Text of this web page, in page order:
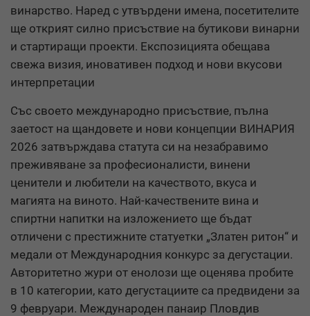
винарство. Наред с утвърдени имена, посетителите
ще открият силно присъствие на бутикови винарни
и стартиращи проекти. Експозицията обещава
свежа визия, иновативен подход и нови вкусови
интерпретации
Със своето международно присъствие, пълна
заетост на щандовете и нови концепции ВИНАРИЯ
2026 затвърждава статута си на незабравимо
преживяване за професионалисти, винени
ценители и любители на качеството, вкуса и
магията на виното. Най-качествените вина и
спиртни напитки на изложението ще бъдат
отличени с престижните статуетки „Златен ритон“ и
медали от Международния конкурс за дегустации.
Авторитетно жури от енолози ще оценява пробите
в 10 категории, като дегустациите са предвидени за
9 февруари. Международен панаир Пловдив